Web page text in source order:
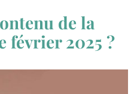
de la
février 2025 ?